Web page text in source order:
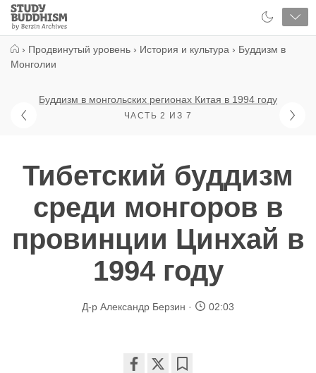
Close
Study
Buddhism
› Продвинутый уровень › История и культура › Буддизм в
Монголии
Буддизм в монгольских регионах Китая в 1994 году
ЧАСТЬ 2 ИЗ 7
Тибетский буддизм
среди монгоров в
провинции Цинхай в
1994 году
Д-р Александр Берзин 02:03